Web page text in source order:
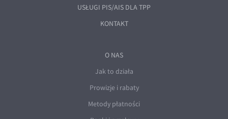
USŁUGI PIS/AIS DLA TPP
KONTAKT
O NAS
Jak to działa
Prowizje i rabaty
Metody płatności